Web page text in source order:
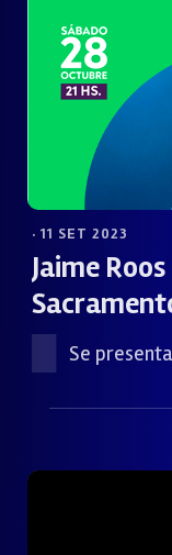
· 11 SET 2023
Jaime
Se